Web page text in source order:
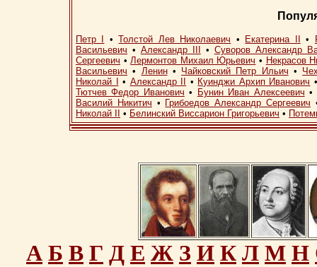
Петр I •Толстой Лев Николаевич • Екатерина II •
Васильевич • Александр III • Суворов Александр
Сергеевич •Лермонтов Михаил Юрьевич • Некрасов
Васильевич • Ленин• Чайковский Петр Ильич •
Николай I
• Александр II • Куинджи Архип Иванович
Тютчев Федор Иванович • Бунин Иван Алексеевич •
Василий Никитич • Грибоедов Александр Сергеевич
Николай II
• Белинский Виссарион Григорьевич •
А Б В Г Д Е Ж З И К Л М Н